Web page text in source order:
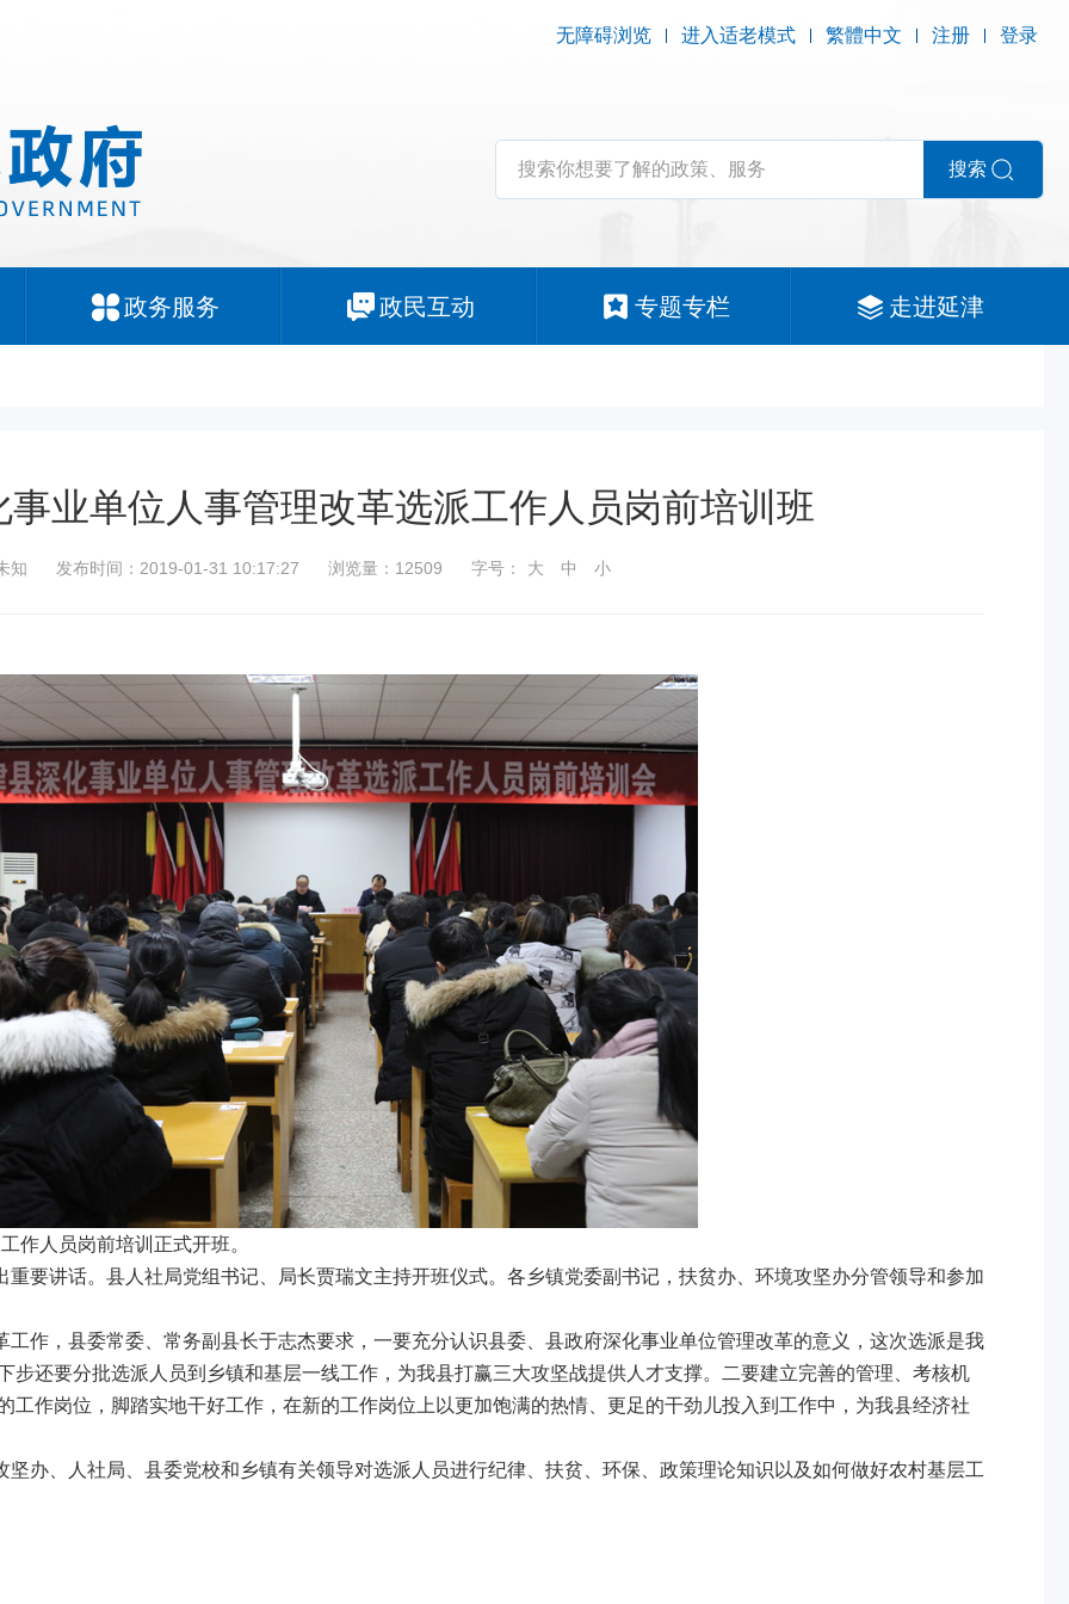
无障碍浏览 进入适老模式 繁體中文 注册 登录
搜索
政务服务 政民互动 专题专栏 走进延津
业单位人事管理改革选派工作人员岗前培训班
知 发布时间：2019-01-31 10:17:27 浏览量：12509 字号： 大 中 小
作人员岗前培训正式开班。
要讲话。县人社局党组书记、局长贾瑞文主持开班仪式。各乡镇党委副书记，扶贫办、环境攻坚办分管领导和参加
作，县委常委、常务副县长于志杰要求，一要充分认识县委、县政府深化事业单位管理改革的意义，这次选派是我
步还要分批选派人员到乡镇和基层一线工作，为我县打赢三大攻坚战提供人才支撑。二要建立完善的管理、考核机
工作岗位，脚踏实地干好工作，在新的工作岗位上以更加饱满的热情、更足的干劲儿投入到工作中，为我县经济社
办、人社局、县委党校和乡镇有关领导对选派人员进行纪律、扶贫、环保、政策理论知识以及如何做好农村基层工